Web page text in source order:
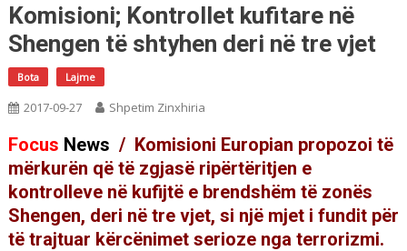
Komisioni; Kontrollet kufitare në
Shengen të shtyhen deri në tre vjet
Bota Lajme
2017-09-27 Shpetim Zinxhiria
Focus News / Komisioni Europian propozoi të
mërkurën që të zgjasë ripërtëritjen e
kontrolleve në kufijtë e brendshëm të zonës
Shengen, deri në tre vjet, si një mjet i fundit për
të trajtuar kërcënimet serioze nga terrorizmi.